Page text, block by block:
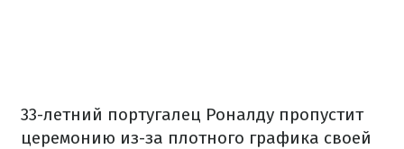
33-летний португалец Роналду пропустит
церемонию из-за плотного графика своей